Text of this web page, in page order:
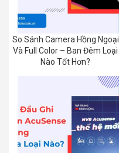
So Sánh Camera Hồng Ngoại
Và Full Color – Ban Đêm Loại
Nào Tốt Hơn?